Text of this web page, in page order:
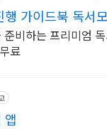
가이드북 독서
비하는 프리미엄
료
앱